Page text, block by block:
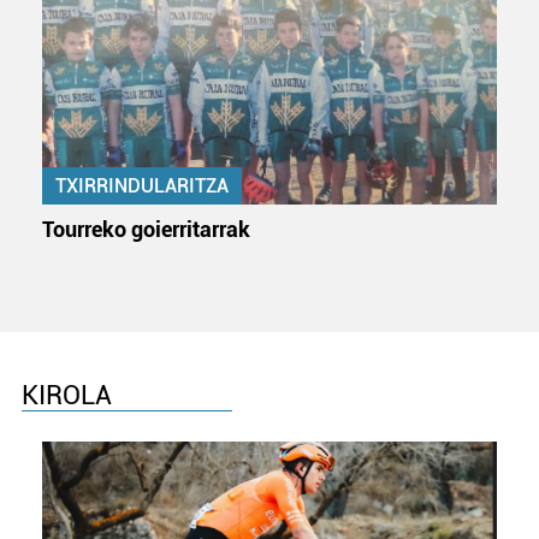
Webgune honek cookie propioak eta hirugarrenen cookie-
fitxategiak erabiltzen ditu. Zure esperientzia eta
zerbitzuak hobetzeko asmoz, cookie teknologiaz
baliatzen gara. Ohar hau onartuz gero, teknologia hori
erabiltzeko baimen esplizitua ematen diguzu. Gehiago
irakurri
TXIRRINDULARITZA
Tourreko goierritarrak
KIROLA